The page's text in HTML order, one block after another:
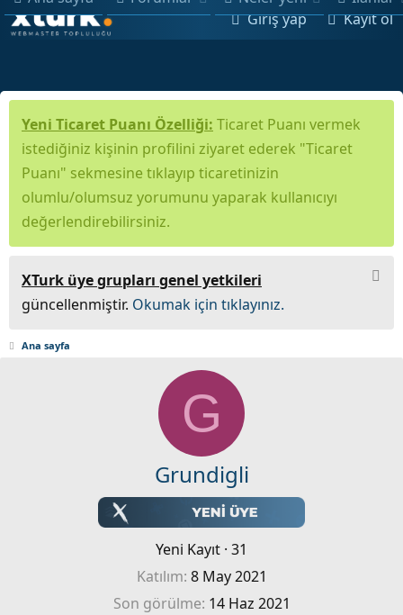
Giriş yap Kayıt ol
Yeni Ticaret Puanı Özelliği: Ticaret Puanı vermek
istediğiniz kişinin profilini ziyaret ederek "Ticaret
Puanı" sekmesine tıklayıp ticaretinizin
olumlu/olumsuz yorumunu yaparak kullanıcıyı
değerlendirebilirsiniz.
XTurk üye grupları genel yetkileri
güncellenmiştir. Okumak için tıklayınız.
Ana sayfa
G
Grundigli
Yeni Kayıt · 31
Katılım 8 May 2021
Son görülme 14 Haz 2021